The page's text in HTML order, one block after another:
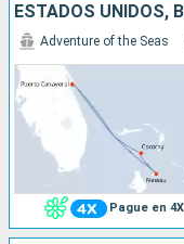
ESTADOS UNIDOS,
Pague en 4X
Adventure of the Seas